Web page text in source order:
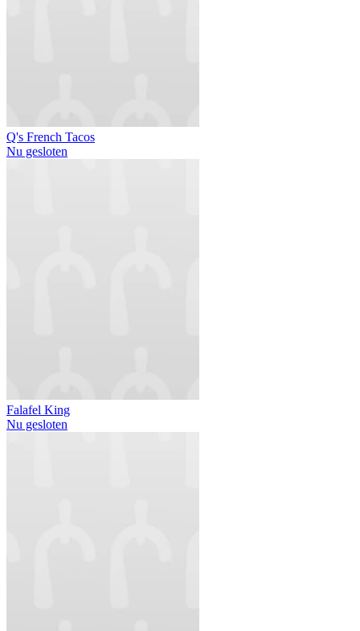
Q's French Tacos
Nu gesloten
Falafel King
Nu gesloten